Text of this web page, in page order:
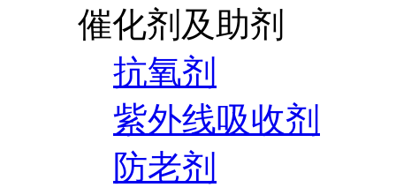
催化剂及助剂
抗氧剂
紫外线吸收剂
防老剂